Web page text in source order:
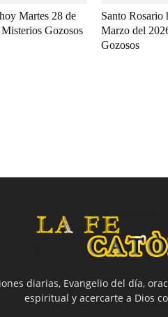
Martes 28 de
Gozosos
Santo Rosario
Marzo del
Gozosos
diarias, Evangelio del día,
espiritual y acercarte a Dios